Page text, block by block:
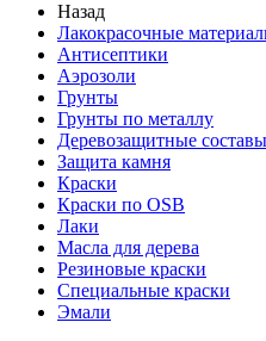
Назад
Лакокрасочные
Антисептики
Аэрозоли
Грунты
Грунты по металлу
Деревозащитные составы
Защита камня
Краски
Краски по OSB
Лаки
Масла для дерева
Резиновые краски
Специальные краски
Эмали